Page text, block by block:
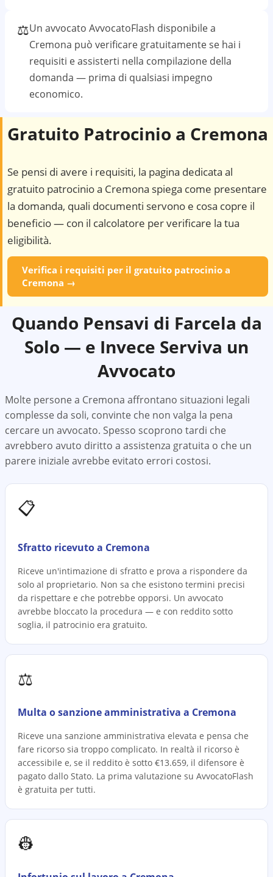
⚖️Un avvocato AvvocatoFlash disponibile a
Cremona può verificare gratuitamente se hai i
requisiti e assisterti nella compilazione della
domanda — prima di qualsiasi impegno
economico.
Gratuito Patrocinio a Cremona
Se pensi di avere i requisiti, la pagina dedicata al
gratuito patrocinio a Cremona spiega come presentare
la domanda, quali documenti servono e cosa copre il
beneficio — con il calcolatore per verificare la tua
eligibilità.
Verifica i requisiti per il gratuito patrocinio a
Cremona →
Quando Pensavi di Farcela da
Solo — e Invece Serviva un
Avvocato
Molte persone a Cremona affrontano situazioni legali
complesse da soli, convinte che non valga la pena
cercare un avvocato. Spesso scoprono tardi che
avrebbero avuto diritto a assistenza gratuita o che un
parere iniziale avrebbe evitato errori costosi.
📋
Sfratto ricevuto a Cremona
Riceve un'intimazione di sfratto e prova a rispondere da
solo al proprietario. Non sa che esistono termini precisi
da rispettare e che potrebbe opporsi. Un avvocato
avrebbe bloccato la procedura — e con reddito sotto
soglia, il patrocinio era gratuito.
⚖️
Multa o sanzione amministrativa a Cremona
Riceve una sanzione amministrativa elevata e pensa che
fare ricorso sia troppo complicato. In realtà il ricorso è
accessibile e, se il reddito è sotto €13.659, il difensore è
pagato dallo Stato. La prima valutazione su AvvocatoFlash
è gratuita per tutti.
👷